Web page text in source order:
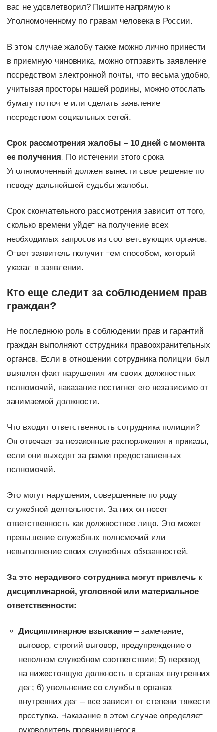
вас не удовлетворил? Пишите напрямую к
Уполномоченному по правам человека в России.
В этом случае жалобу также можно лично принести
в приемную чиновника, можно отправить заявление
посредством электронной почты, что весьма удобно,
учитывая просторы нашей родины, можно отослать
бумагу по почте или сделать заявление
посредством социальных сетей.
Срок рассмотрения жалобы – 10 дней с момента
ее получения. По истечении этого срока
Уполномоченный должен вынести свое решение по
поводу дальнейшей судьбы жалобы.
Срок окончательного рассмотрения зависит от того,
сколько времени уйдет на получение всех
необходимых запросов из соответсвующих органов.
Ответ заявитель получит тем способом, который
указал в заявлении.
Кто еще следит за соблюдением прав
граждан?
Не последнюю роль в соблюдении прав и гарантий
граждан выполняют сотрудники правоохранительных
органов. Если в отношении сотрудника полиции был
выявлен факт нарушения им своих должностных
полномочий, наказание постигнет его независимо от
занимаемой должности.
Что входит ответственность сотрудника полиции?
Он отвечает за незаконные распоряжения и приказы,
если они выходят за рамки предоставленных
полномочий.
Это могут нарушения, совершенные по роду
служебной деятельности. За них он несет
ответственность как должностное лицо. Это может
превышение служебных полномочий или
невыполнение своих служебных обязанностей.
За это нерадивого сотрудника могут привлечь к
дисциплинарной, уголовной или материальное
ответственности:
Дисциплинарное взыскание– замечание,
выговор, строгий выговор, предупреждение о
неполном служебном соответствии; 5) перевод
на нижестоящую должность в органах внутренних
дел; 6) увольнение со службы в органах
внутренних дел – все зависит от степени тяжести
проступка. Наказание в этом случае определяет
руководитель провинившегося.